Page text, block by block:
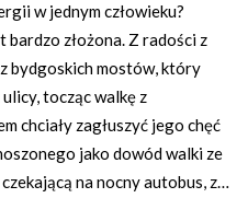
w jednym człowieku?
złożona. Z radości z
bydgoskich mostów, który
tocząc walkę z
chciały zagłuszyć jego chęć
jako dowód walki ze
na nocny autobus, z…